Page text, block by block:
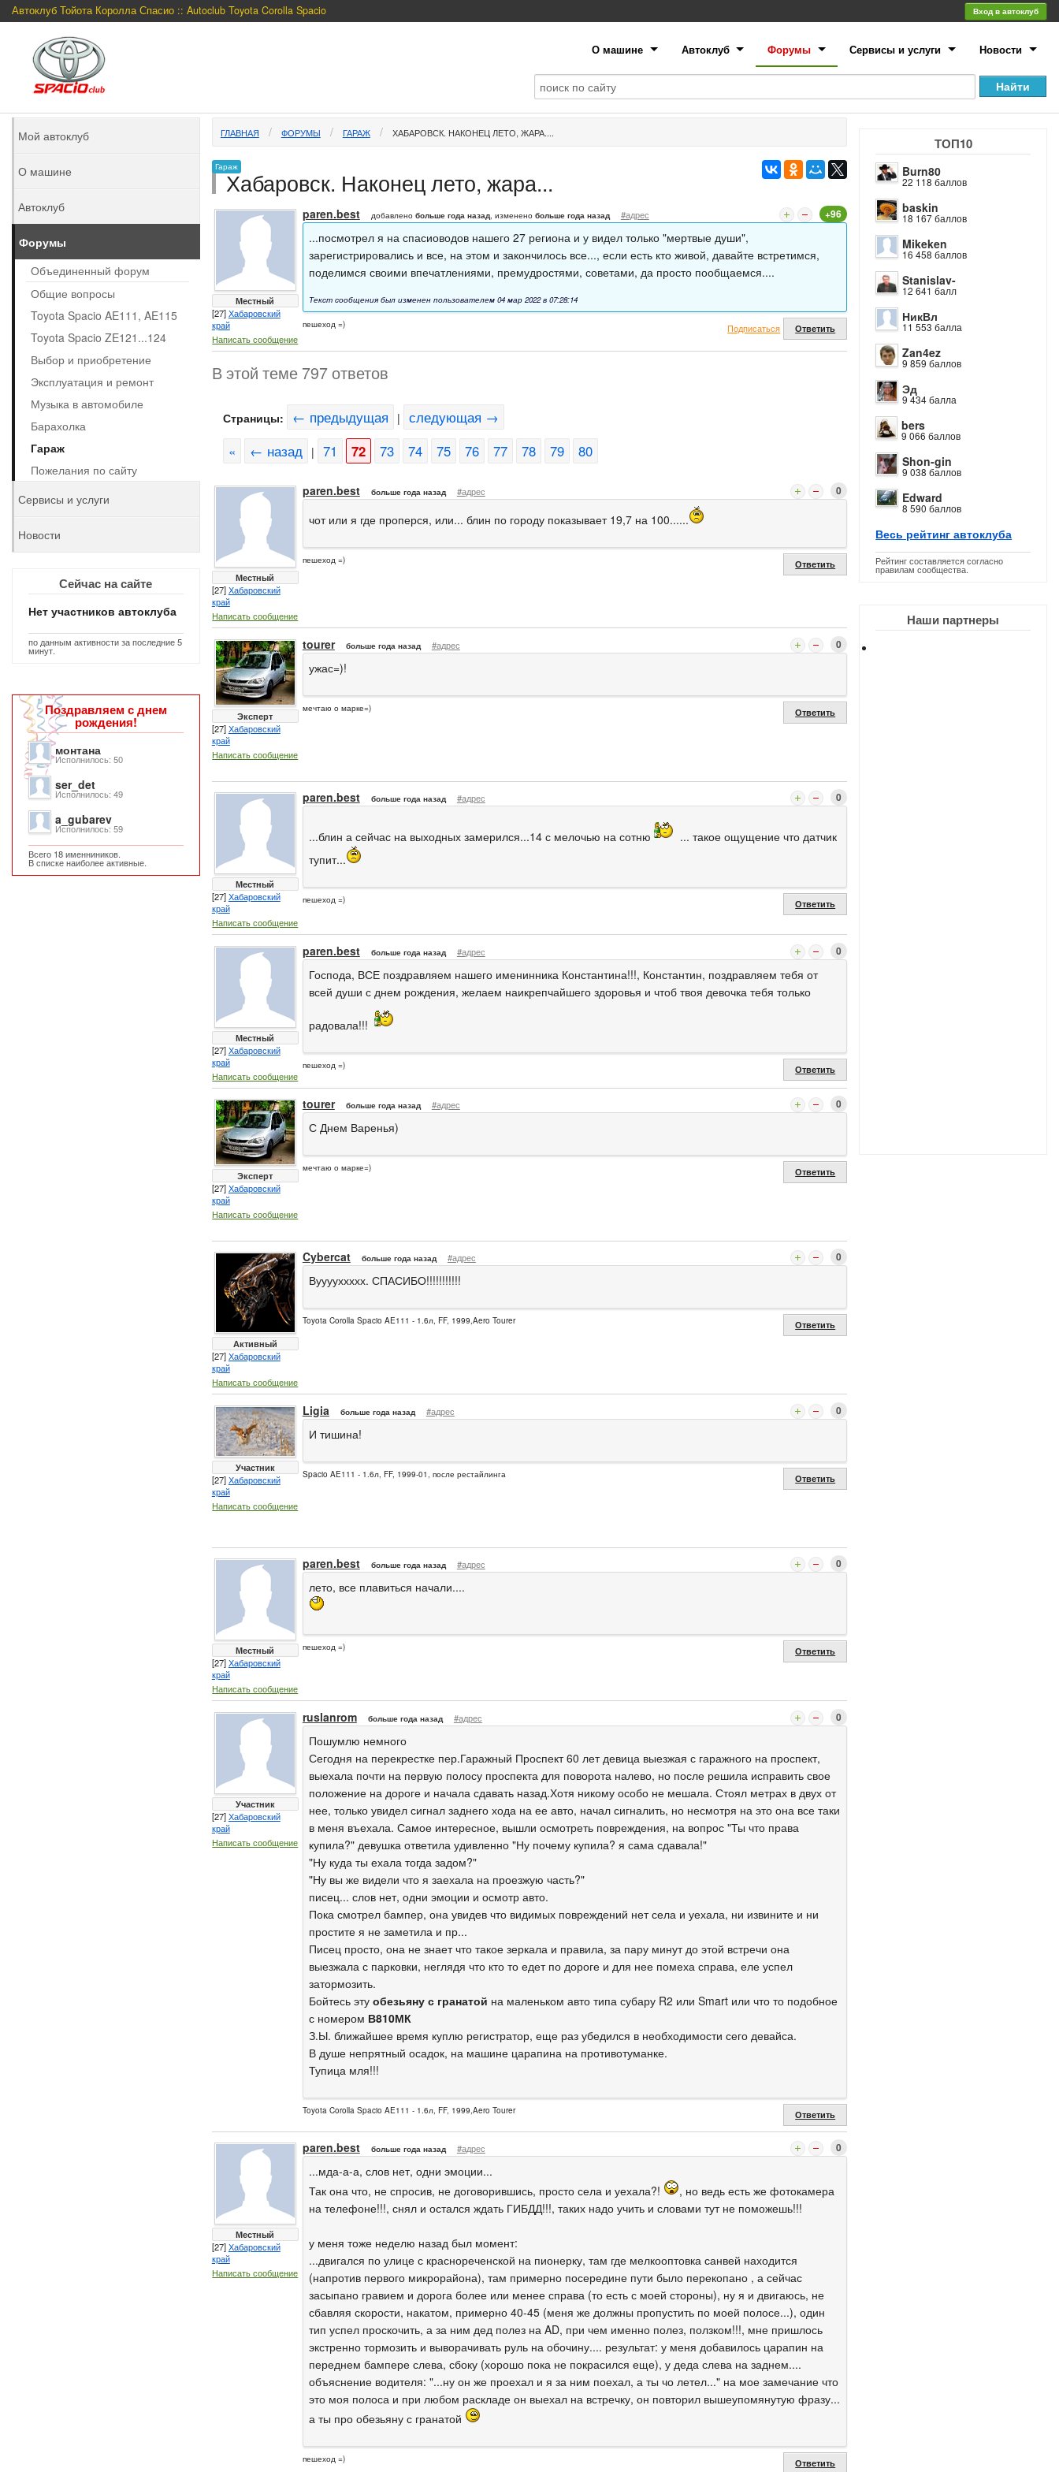
Автоклуб Тойота Королла Спасио :: Autoclub Toyota Corolla Spacio Вход в автоклуб
О машине Автоклуб Форумы Сервисы и услуги Новости
ТОП10
Burn80
22 118 баллов
baskin
18 167 баллов
Mikeken
16 458 баллов
Stanislav-
12 641 балл
НикВл
11 553 балла
Zan4ez
9 859 баллов
Эд
9 434 балла
bers
9 066 баллов
Shon-gin
9 038 баллов
Edward
8 590 баллов
Весь рейтинг автоклуба
Рейтинг составляется согласно
правилам сообщества.
Наши партнеры
ГЛАВНАЯ ФОРУМЫ ГАРАЖ ХАБАРОВСК. НАКОНЕЦ ЛЕТО, ЖАРА....
Гараж
Хабаровск. Наконец лето, жара...
Местный
[27]Хабаровский
край
Написать сообщение
paren.best добавлено больше года назад, изменено больше года назад #адрес +96
...посмотрел я на спасиоводов нашего 27 региона и у видел только "мертвые души",
зарегистрировались и все, на этом и закончилось все..., если есть кто живой, давайте встретимся,
поделимся своими впечатлениями, премудростями, советами, да просто пообщаемся....
Текст сообщения был изменен пользователем 04 мар 2022 в 07:28:14
пешеход =) Подписаться Ответить
В этой теме 797 ответов
Страницы: ← предыдущая | следующая →
«
← назад | 71 72 73 74 75 76 77 78 79 80
Местный
[27]Хабаровский
край
Написать сообщение
paren.best больше года назад #адрес 0
чот или я где проперся, или... блин по городу показывает 19,7 на 100......
пешеход =) Ответить
Эксперт
[27]Хабаровский
край
Написать сообщение
tourer больше года назад #адрес 0
ужас=)!
мечтаю о марке=) Ответить
Местный
[27]Хабаровский
край
Написать сообщение
paren.best больше года назад #адрес 0
...блин а сейчас на выходных замерился...14 с мелочью на сотню
... такое ощущение что датчик
тупит...
пешеход =) Ответить
Местный
[27]Хабаровский
край
Написать сообщение
paren.best больше года назад #адрес 0
Господа, ВСЕ поздравляем нашего именинника Константина!!!, Константин, поздравляем тебя от
всей души с днем рождения, желаем наикрепчайшего здоровья и чтоб твоя девочка тебя только
радовала!!!
пешеход =) Ответить
Эксперт
[27]Хабаровский
край
Написать сообщение
tourer больше года назад #адрес 0
С Днем Варенья)
мечтаю о марке=) Ответить
Активный
[27]Хабаровский
край
Написать сообщение
Cybercat больше года назад #адрес 0
Вууууххххх. СПАСИБО!!!!!!!!!!!
Toyota Corolla Spacio AE111 - 1.6л, FF, 1999,Aero Tourer Ответить
Участник
[27]Хабаровский
край
Написать сообщение
Ligia больше года назад #адрес 0
И тишина!
Spacio AE111 - 1.6л, FF, 1999-01, после рестайлинга Ответить
Местный
[27]Хабаровский
край
Написать сообщение
paren.best больше года назад #адрес 0
лето, все плавиться начали....
пешеход =) Ответить
Участник
[27]Хабаровский
край
Написать сообщение
ruslanrom больше года назад #адрес 0
Пошумлю немного
Сегодня на перекрестке пер.Гаражный Проспект 60 лет девица выезжая с гаражного на проспект,
выехала почти на первую полосу проспекта для поворота налево, но после решила исправить свое
положение на дороге и начала сдавать назад.Хотя никому особо не мешала. Стоял метрах в двух от
нее, только увидел сигнал заднего хода на ее авто, начал сигналить, но несмотря на это она все таки
в меня въехала. Самое интересное, вышли осмотреть повреждения, на вопрос "Ты что права
купила?" девушка ответила удивленно "Ну почему купила? я сама сдавала!"
"Ну куда ты ехала тогда задом?"
"Ну вы же видели что я заехала на проезжую часть?"
писец... слов нет, одни эмоции и осмотр авто.
Пока смотрел бампер, она увидев что видимых повреждений нет села и уехала, ни извините и ни
простите я не заметила и пр...
Писец просто, она не знает что такое зеркала и правила, за пару минут до этой встречи она
выезжала с парковки, неглядя что кто то едет по дороге и для нее помеха справа, еле успел
затормозить.
Бойтесь эту обезьяну с гранатой на маленьком авто типа субару R2 или Smart или что то подобное
с номером В810МК
З.Ы. ближайшее время куплю регистратор, еще раз убедился в необходимости сего девайса.
В душе непрятный осадок, на машине царапина на противотуманке.
Тупица мля!!!
Toyota Corolla Spacio AE111 - 1.6л, FF, 1999,Aero Tourer Ответить
Местный
[27]Хабаровский
край
Написать сообщение
paren.best больше года назад #адрес 0
...мда-а-а, слов нет, одни эмоции...
Так она что, не спросив, не договорившись, просто села и уехала?!
, но ведь есть же фотокамера
на телефоне!!!, снял и остался ждать ГИБДД!!!, таких надо учить и словами тут не поможешь!!!
у меня тоже неделю назад был момент:
...двигался по улице с краснореченской на пионерку, там где мелкооптовка санвей находится
(напротив первого микрорайона), там примерно посередине пути было перекопано , а сейчас
засыпано гравием и дорога более или менее справа (то есть с моей стороны), ну я и двигаюсь, не
сбавляя скорости, накатом, примерно 40-45 (меня же должны пропустить по моей полосе...), один
тип успел проскочить, а за ним дед полез на AD, при чем именно полез, ползком!!!, мне пришлось
экстренно тормозить и выворачивать руль на обочину.... результат: у меня добавилось царапин на
переднем бампере слева, сбоку (хорошо пока не покрасился еще), у деда слева на заднем....
объяснение водителя: "...ну он же проехал и я за ним поехал, а ты чо летел..." на мое замечание что
это моя полоса и при любом раскладе он выехал на встречку, он повторил вышеупомянутую фразу...
а ты про обезьяну с гранатой
пешеход =) Ответить
Мой автоклуб
О машине
Автоклуб
Форумы
Объединенный форум
Общие вопросы
Toyota Spacio AE111, AE115
Toyota Spacio ZE121...124
Выбор и приобретение
Эксплуатация и ремонт
Музыка в автомобиле
Барахолка
Гараж
Пожелания по сайту
Сервисы и услуги
Новости
Сейчас на сайте
Нет участников автоклуба
по данным активности за последние 5
минут.
Поздравляем с днем
рождения!
монтана
Исполнилось: 50
ser_det
Исполнилось: 49
a_gubarev
Исполнилось: 59
Всего 18 именниников.
В списке наиболее активные.